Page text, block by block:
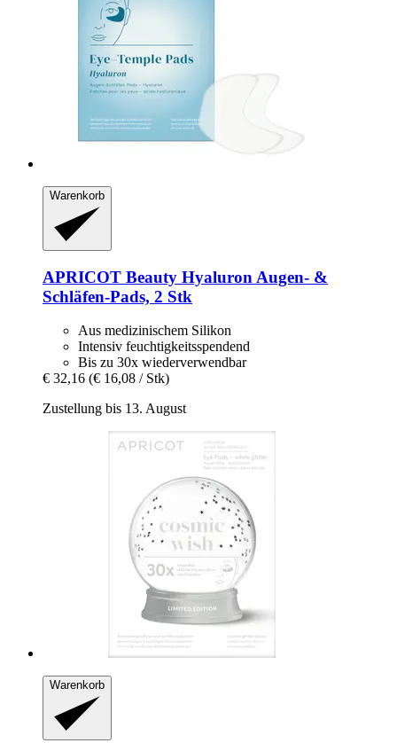
Warenkorb
APRICOT Beauty Hyaluron Augen‑ &
Schläfen‑Pads, 2 Stk
Aus medizinischem Silikon
Intensiv feuchtigkeitsspendend
Bis zu 30x wiederverwendbar
€ 32,16 (€ 16,08 / Stk)
Zustellung bis 13. August
Warenkorb